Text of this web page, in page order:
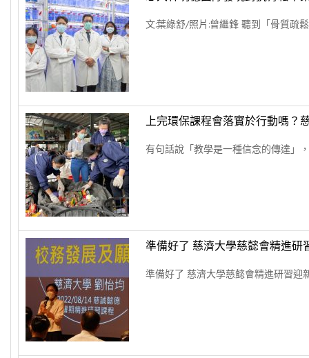
文:葉綠舒/照片:曾繼鋒 聽到「骨質疏
上完環保課程會落實於行動嗎？
有句話說「教學是一種信念的傳達」
準備好了 慈濟大學慈懿會精進研
準備好了 慈濟大學慈懿會精進研習迎